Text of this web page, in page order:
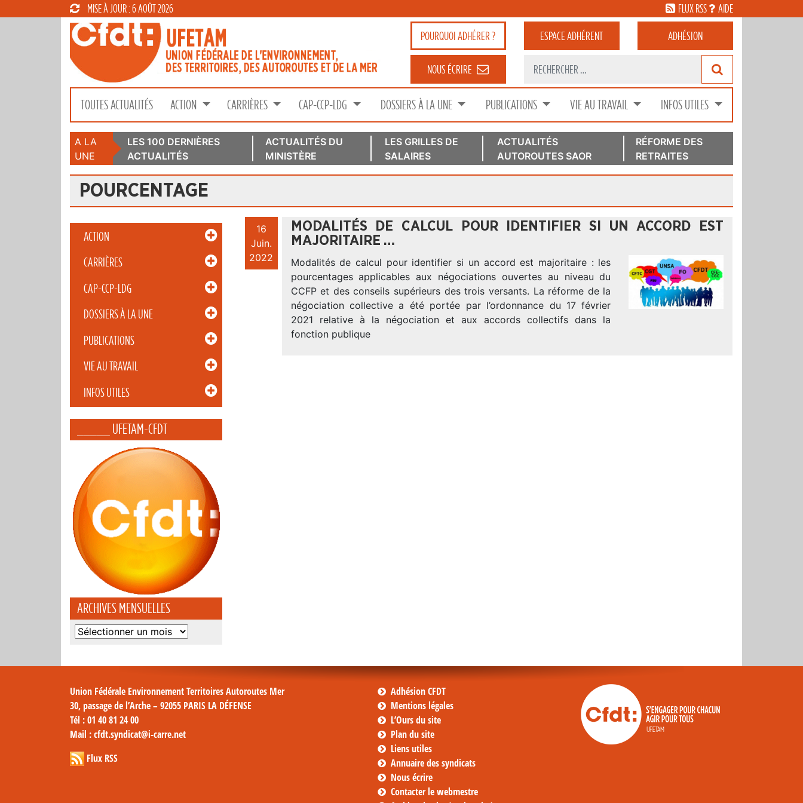
MISE À JOUR : 6 AOÛT 2026 FLUX RSS AIDE
POURQUOIADHÉRER ? ESPACEADHÉRENT ADHÉSION
NOUS ÉCRIRE
TOUTES ACTUALITÉS ACTION CARRIÈRES CAP-CCP-LDG DOSSIERS À LA UNE PUBLICATIONS VIE AU TRAVAIL INFOS UTILES
A LA
UNE
LES 100 DERNIÈRES
ACTUALITÉS
ACTUALITÉS DU
MINISTÈRE
LES GRILLES DE
SALAIRES
ACTUALITÉS
AUTOROUTES SAOR
RÉFORME DES
RETRAITES
POURCENTAGE
ACTION
CARRIÈRES
CAP-CCP-LDG
DOSSIERS À LA UNE
PUBLICATIONS
VIE AU TRAVAIL
INFOS UTILES
_____ UFETAM-CFDT
ARCHIVES MENSUELLES
Archives
16
Juin.
2022
MODALITÉS DE CALCUL POUR IDENTIFIER SI UN ACCORD EST
MAJORITAIRE …
Modalités de calcul pour identifier si un accord est majoritaire : les
pourcentages applicables aux négociations ouvertes au niveau du
CCFP et des conseils supérieurs des trois versants. La réforme de la
négociation collective a été portée par l’ordonnance du 17 février
2021 relative à la négociation et aux accords collectifs dans la
fonction publique
Union Fédérale Environnement Territoires Autoroutes Mer
30, passage de l’Arche – 92055 PARIS LA DÉFENSE
Tél : 01 40 81 24 00
Mail : cfdt.syndicat@i-carre.net
Flux RSS
Adhésion CFDT
Mentions légales
L’Ours du site
Plan du site
Liens utiles
Annuaire des syndicats
Nous écrire
Contacter le webmestre